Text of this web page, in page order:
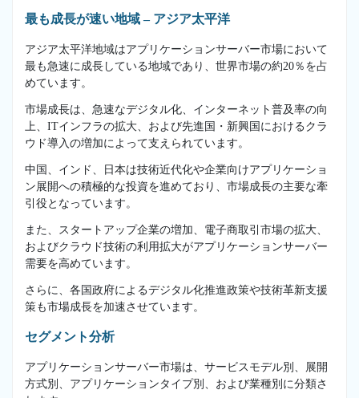
最も成長が速い地域 – アジア太平洋
アジア太平洋地域はアプリケーションサーバー市場において
最も急速に成長している地域であり、世界市場の約20％を占
めています。
市場成長は、急速なデジタル化、インターネット普及率の向
上、ITインフラの拡大、および先進国・新興国におけるクラ
ウド導入の増加によって支えられています。
中国、インド、日本は技術近代化や企業向けアプリケーショ
ン展開への積極的な投資を進めており、市場成長の主要な牽
引役となっています。
また、スタートアップ企業の増加、電子商取引市場の拡大、
およびクラウド技術の利用拡大がアプリケーションサーバー
需要を高めています。
さらに、各国政府によるデジタル化推進政策や技術革新支援
策も市場成長を加速させています。
セグメント分析
アプリケーションサーバー市場は、サービスモデル別、展開
方式別、アプリケーションタイプ別、および業種別に分類さ